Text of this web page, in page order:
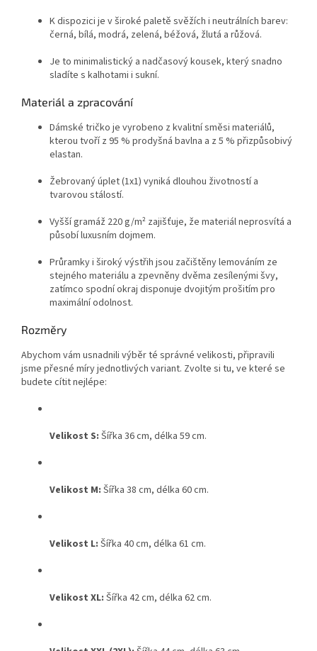
K dispozici je v široké paletě svěžích i neutrálních barev:
černá, bílá, modrá, zelená, béžová, žlutá a růžová.
Je to minimalistický a nadčasový kousek, který snadno
sladíte s kalhotami i sukní.
Materiál a zpracování
Dámské tričko je vyrobeno z kvalitní směsi materiálů,
kterou tvoří z 95 % prodyšná bavlna a z 5 % přizpůsobivý
elastan.
Žebrovaný úplet (1x1) vyniká dlouhou životností a
tvarovou stálostí.
Vyšší gramáž 220 g/m² zajišťuje, že materiál neprosvítá a
působí luxusním dojmem.
Průramky i široký výstřih jsou začištěny lemováním ze
stejného materiálu a zpevněny dvěma zesílenými švy,
zatímco spodní okraj disponuje dvojitým prošitím pro
maximální odolnost.
Rozměry
Abychom vám usnadnili výběr té správné velikosti, připravili
jsme přesné míry jednotlivých variant. Zvolte si tu, ve které se
budete cítit nejlépe:
Velikost S: Šířka 36 cm, délka 59 cm.
Velikost M: Šířka 38 cm, délka 60 cm.
Velikost L: Šířka 40 cm, délka 61 cm.
Velikost XL: Šířka 42 cm, délka 62 cm.